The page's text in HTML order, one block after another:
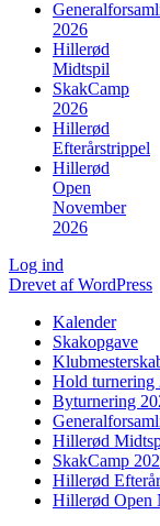
2026
Hillerød
Midtspil
SkakCamp
2026
Hillerød
Efterårstrippel
Hillerød
Open
November
2026
Log ind
Drevet af WordPress
Kalender
Skakopgave
Hold turnering
Byturnering
Hillerød
SkakCamp
Hillerød
Hillerød Open